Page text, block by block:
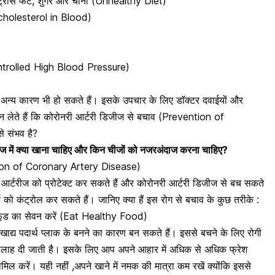
in Blood)
High Blood Pressure)
कारण भी हो सकते हैं। इसके उपचार के लिए डॉक्टर दवाईयों और
हैं कि कोरोनरी आर्टरी डिजीज से बचाव (Prevention of
संभव है?
में क्या खाना चाहिए और किन चीजों को नजरअंदाज करना चाहिए?
of Coronary Artery Disease)
आर्टरीज को प्रोटेक्ट कर सकते हैं और कोरोनरी आर्टरी डिजीज से बच सकते
कंट्रोल कर सकते हैं। जानिए क्या हैं इस रोग से बचाव के कुछ तरीके :
फूड का सेवन करें (Eat Healthy Food)
पदार्थ प्लाक के बनने का कारण बन सकते हैं। इससे बचने के लिए रोगी
दी जाती है। इसके लिए आप अपने आहार में अधिक से अधिक फ्रेश
करें। यही नहीं ,अपने खाने मेंनमक की मात्रा कम रखेंक्योंकि इससे